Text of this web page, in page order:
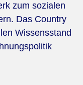
zum sozialen
Das Country
Wissensstand